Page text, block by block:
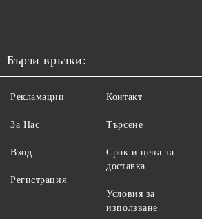
Бързи връзки:
Рекламации
За Нас
Вход
Регистрация
Контакт
Търсене
Срок и цена за
доставка
Условия за
използване